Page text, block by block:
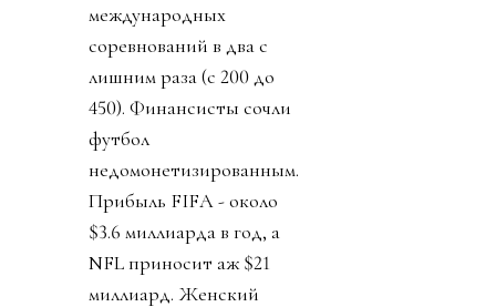
международных
соревнований в два с
лишним раза (с 200 до
450). Финансисты сочли
футбол
недомонетизированным.
Прибыль FIFA - около
$3.6 миллиарда в год, а
NFL приносит аж $21
миллиард. Женский